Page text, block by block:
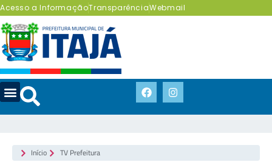
Acesso a InformaçãoTransparênciaWebmail
Início TV Prefeitura